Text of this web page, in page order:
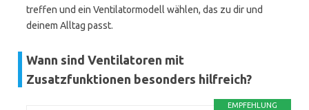
treffen und ein Ventilatormodell wählen, das zu dir und
deinem Alltag passt.
Wann sind Ventilatoren mit
Zusatzfunktionen besonders hilfreich?
EMPFEHLUNG